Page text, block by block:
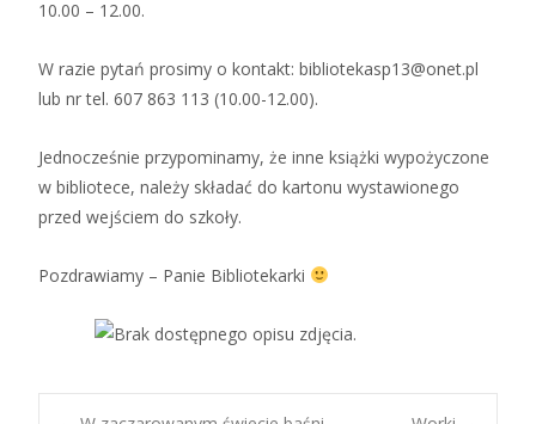
10.00 – 12.00.
W razie pytań prosimy o kontakt: bibliotekasp13@onet.pl
lub nr tel. 607 863 113 (10.00-12.00).
Jednocześnie przypominamy, że inne książki wypożyczone
w bibliotece, należy składać do kartonu wystawionego
przed wejściem do szkoły.
Pozdrawiamy – Panie Bibliotekarki